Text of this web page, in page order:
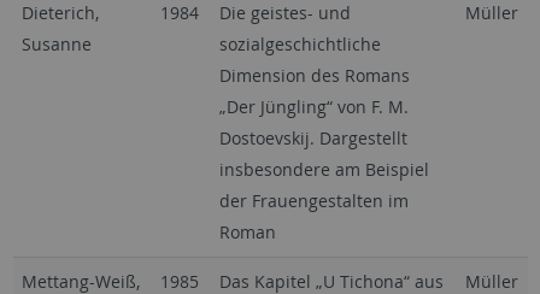
Dieterich,
Susanne
1984
Die geistes- und
sozialgeschichtliche
Dimension des Romans
„Der Jüngling“ von F. M.
Dostoevskij. Dargestellt
insbesondere am Beispiel
der Frauengestalten im
Roman
Müller
Mettang-Weiß,
1985
Das Kapitel „U Tichona“ aus
Müller